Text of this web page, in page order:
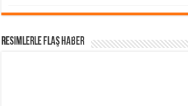
Resimlerle Flaş Haber